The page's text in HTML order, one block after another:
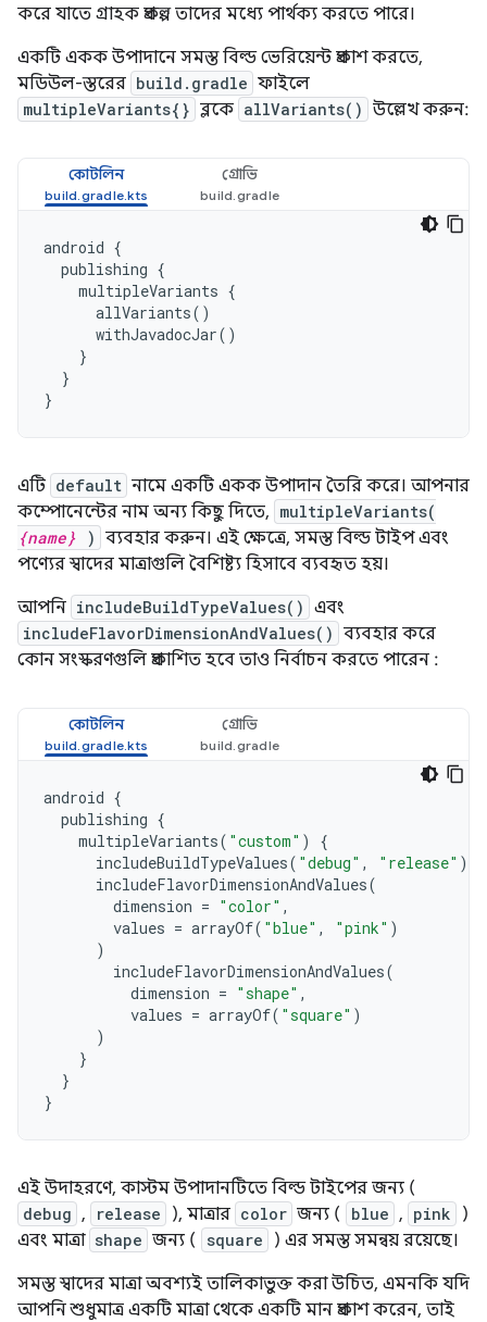
করে যাতে গ্রাহক প্রকল্প তাদের মধ্যে পার্থক্য করতে পারে।
একটি একক উপাদানে সমস্ত বিল্ড ভেরিয়েন্ট প্রকাশ করতে,
মডিউল-স্তরের build.gradle ফাইলে
multipleVariants{} ব্লকে allVariants() উল্লেখ করুন:
কোটলিন গ্রোভি
android {
publishing {
multipleVariants {
allVariants()
withJavadocJar()
}
}
}
এটি default নামে একটি একক উপাদান তৈরি করে। আপনার
কম্পোনেন্টের নাম অন্য কিছু দিতে, multipleVariants(
{name} ) ব্যবহার করুন। এই ক্ষেত্রে, সমস্ত বিল্ড টাইপ এবং
পণ্যের স্বাদের মাত্রাগুলি বৈশিষ্ট্য হিসাবে ব্যবহৃত হয়।
আপনি includeBuildTypeValues() এবং
includeFlavorDimensionAndValues() ব্যবহার করে
কোন সংস্করণগুলি প্রকাশিত হবে তাও নির্বাচন করতে পারেন :
কোটলিন গ্রোভি
android {
publishing {
multipleVariants( "custom" )
{
includeBuildTypeValues( "debug" , "release" )
includeFlavorDimensionAndValues(
dimension = "color" ,
values = arrayOf( "blue" , "pink" )
)
includeFlavorDimensionAndValues(
dimension = "shape" ,
values = arrayOf( "square" )
)
}
}
}
এই উদাহরণে, কাস্টম উপাদানটিতে বিল্ড টাইপের জন্য (
debug , release ), মাত্রার color জন্য ( blue , pink
)
এবং মাত্রা shape জন্য ( square
) এর সমস্ত সমন্বয় রয়েছে।
সমস্ত স্বাদের মাত্রা অবশ্যই তালিকাভুক্ত করা উচিত, এমনকি যদি
আপনি শুধুমাত্র একটি মাত্রা থেকে একটি মান প্রকাশ করেন, তাই